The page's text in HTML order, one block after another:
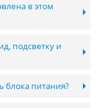
в этом
подсветку и
блока питания?